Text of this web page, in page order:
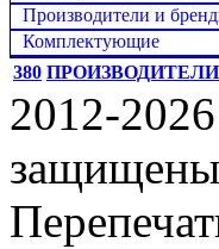
Производители и
Комплектующие
380 ПРОИЗВОДИТЕЛИ
2012-